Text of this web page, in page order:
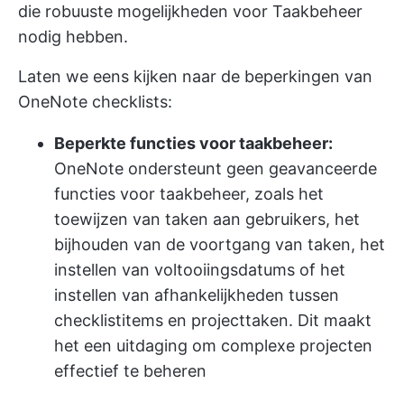
die robuuste mogelijkheden voor Taakbeheer
nodig hebben.
Laten we eens kijken naar de beperkingen van
OneNote checklists:
Beperkte functies voor taakbeheer:
OneNote ondersteunt geen geavanceerde
functies voor taakbeheer, zoals het
toewijzen van taken aan gebruikers, het
bijhouden van de voortgang van taken, het
instellen van voltooiingsdatums of het
instellen van afhankelijkheden tussen
checklistitems en projecttaken. Dit maakt
het een uitdaging om complexe projecten
effectief te beheren